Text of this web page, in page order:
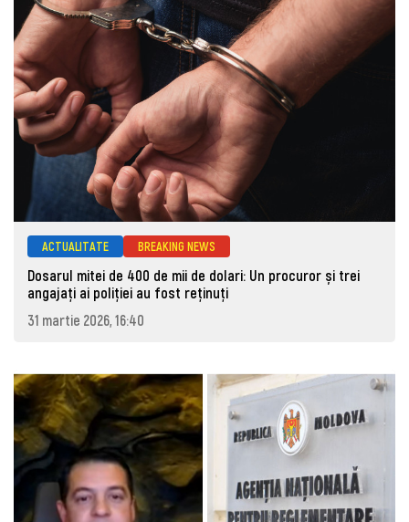
ACTUALITATE BREAKING NEWS
Dosarul mitei de 400 de mii de dolari: Un procuror și trei
angajați ai poliției au fost reținuți
31 martie 2026, 16:40